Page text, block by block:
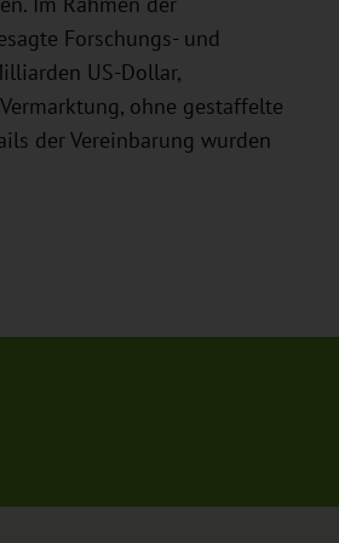
Forschungs- und
US-Dollar,
ohne gestaffelte
der Vereinbarung wurden